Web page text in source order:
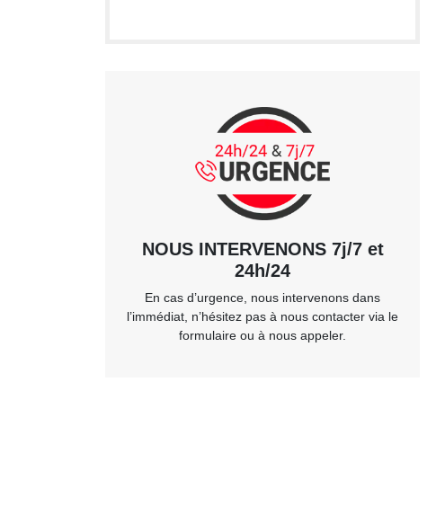
NOUS INTERVENONS 7j/7 et
24h/24
En cas d’urgence, nous intervenons dans
l’immédiat, n’hésitez pas à nous contacter via le
formulaire ou à nous appeler.